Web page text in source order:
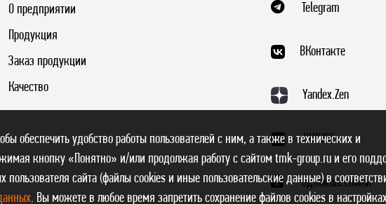
О предприятии
Продукция
Заказ продукции
Качество
Telegram
ВКонтакте
Yandex.Zen
RUTUBE
Одноклассники
обеспечить удобство работы пользователей с ним, а также в технических и
кнопку «Понятно» и/или продолжая работу с сайтом tmk-group.ru и его
пользователя сайта (файлы cookies и иные пользовательские данные) в
. Вы можете в любое время запретить сохранение файлов cookies в